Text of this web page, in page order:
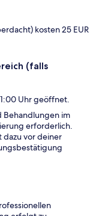
kosten 25 EUR
(falls
Uhr geöffnet.
Behandlungen im
erforderlich.
vor deiner